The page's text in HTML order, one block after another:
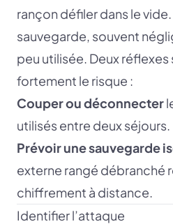
rançon défiler dans le vide.
sauvegarde, souvent
peu utilisée. Deux
fortement le risque :
Couper ou déconnecter
utilisés entre deux séjours.
Prévoir une sauvegarde
externe rangé débranché
chiffrement à distance.
Identifier l’attaque